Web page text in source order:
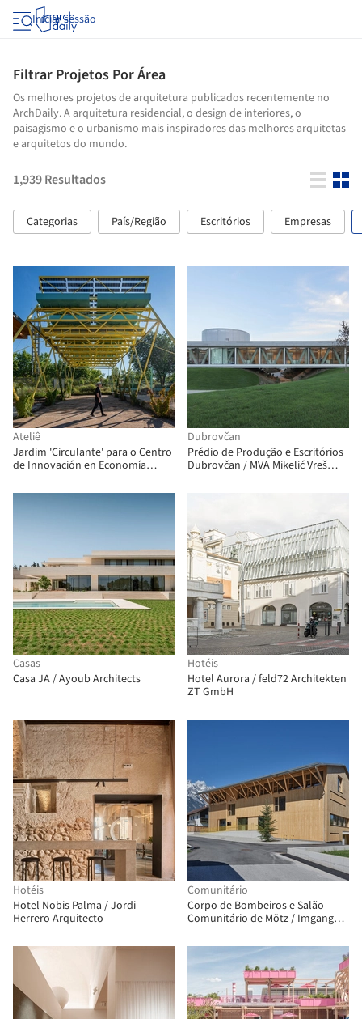
Iniciar sessão
Filtrar Projetos Por Área
Os melhores projetos de arquitetura publicados recentemente no
ArchDaily. A arquitetura residencial, o design de interiores, o
paisagismo e o urbanismo mais inspiradores das melhores arquitetas
e arquitetos do mundo.
1,939Resultados
Categorias País/Região Escritórios Empresas
Ateliê
Jardim 'Circulante' para o Centro
de Innovación en Economía
Dubrovčan
Prédio de Produção e Escritórios
Dubrovčan / MVA Mikelić Vreš
Casas
Casa JA / Ayoub Architects
Hotéis
Hotel Aurora / feld72 Architekten
ZT GmbH
Hotéis
Hotel Nobis Palma / Jordi
Herrero Arquitecto
Comunitário
Corpo de Bombeiros e Salão
Comunitário de Mötz / Imgang